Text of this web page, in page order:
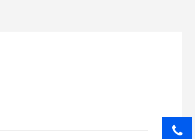
销售